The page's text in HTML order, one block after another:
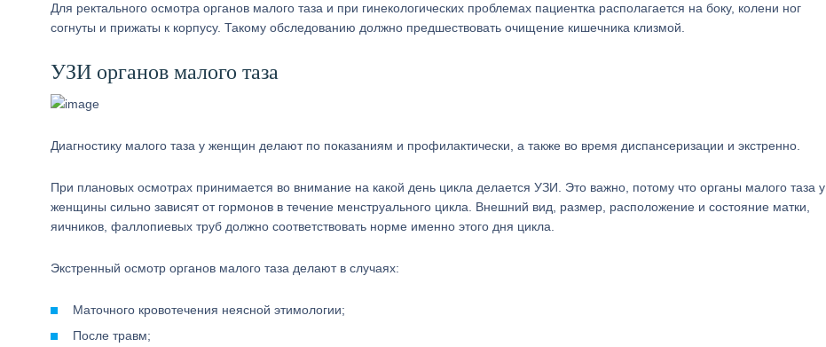
Для ректального осмотра органов малого таза и при гинекологических проблемах пациентка располагается на боку, колени ног
согнуты и прижаты к корпусу. Такому обследованию должно предшествовать очищение кишечника клизмой.
УЗИ органов малого таза
Диагностику малого таза у женщин делают по показаниям и профилактически, а также во время диспансеризации и экстренно.
При плановых осмотрах принимается во внимание на какой день цикла делается УЗИ. Это важно, потому что органы малого таза у
женщины сильно зависят от гормонов в течение менструального цикла. Внешний вид, размер, расположение и состояние матки,
яичников, фаллопиевых труб должно соответствовать норме именно этого дня цикла.
Экстренный осмотр органов малого таза делают в случаях:
Маточного кровотечения неясной этимологии;
После травм;